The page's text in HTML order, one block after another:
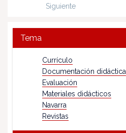
Siguiente
Tema
Currículo
Documentación didáctica
Evaluación
Materiales didácticos
Navarra
Revistas